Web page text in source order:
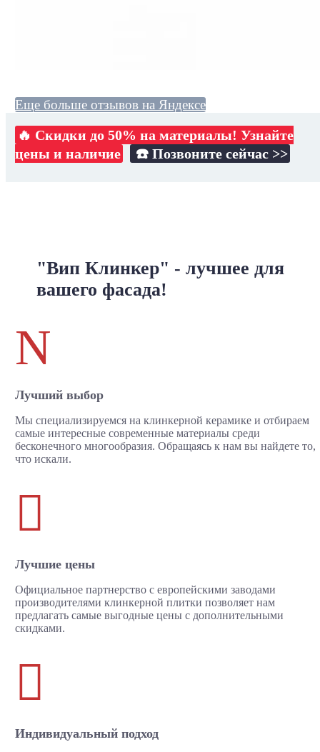
Еще больше отзывов на Яндексе
🔥 Скидки до 50% на материалы! Узнайте
цены и наличие
☎️ Позвоните сейчас >>
"Вип Клинкер" - лучшее для
вашего фасада!
N
Лучший выбор
Мы специализируемся на клинкерной керамике и отбираем
самые интересные современные материалы среди
бесконечного многообразия. Обращаясь к нам вы найдете то,
что искали.

Лучшие цены
Официальное партнерство с европейскими заводами
производителями клинкерной плитки позволяет нам
предлагать самые выгодные цены с дополнительными
скидками.

Индивидуальный подход